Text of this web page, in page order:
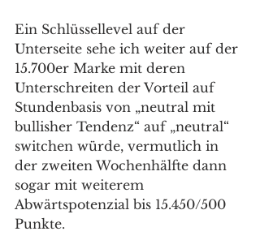
Ein Schlüssellevel auf der
Unterseite sehe ich weiter auf der
15.700er Marke mit deren
Unterschreiten der Vorteil auf
Stundenbasis von „neutral mit
bullisher Tendenz“ auf „neutral“
switchen würde, vermutlich in
der zweiten Wochenhälfte dann
sogar mit weiterem
Abwärtspotenzial bis 15.450/500
Punkte.